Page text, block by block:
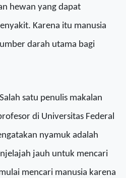
hewan yang dapat
. Karena itu manusia
darah utama bagi
Salah satu penulis makalan
di Universitas Federal
nyamuk adalah
jauh untuk mencari
mencari manusia karena